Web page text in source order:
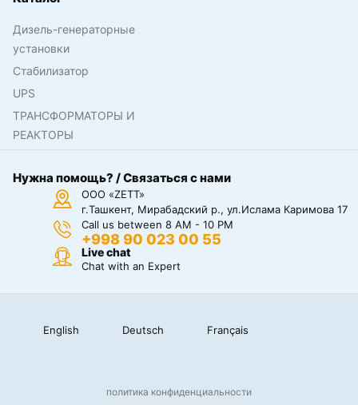
Дизель-генераторные
установки
Стабилизатор
UPS
ТРАНСФОРМАТОРЫ И
РЕАКТОРЫ
Нужна помощь? / Связаться с нами
ООО «ZETT»
г.Ташкент, Мирабадский р., ул.Ислама Каримова 17
Call us between 8 AM - 10 PM
+998 90 023 00 55
Live chat
Chat with an Expert
English Deutsch Français
политика конфиденциальности